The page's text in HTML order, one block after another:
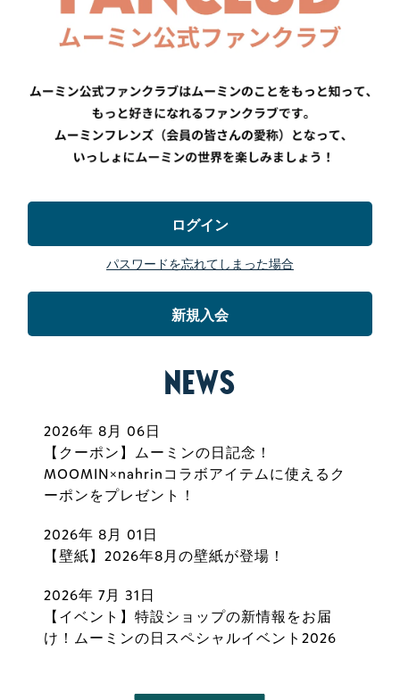
ログイン
パスワードを忘れてしまった場合
新規入会
NEWS
2026年 8月 06日
【クーポン】ムーミンの日記念！
MOOMIN×nahrinコラボアイテムに使えるク
ーポンをプレゼント！
2026年 8月 01日
【壁紙】2026年8月の壁紙が登場！
2026年 7月 31日
【イベント】特設ショップの新情報をお届
け！ムーミンの日スペシャルイベント2026